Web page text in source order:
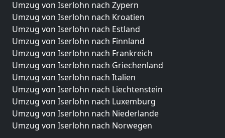
Umzug von Iserlohn nach Zypern
Umzug von Iserlohn nach Kroatien
Umzug von Iserlohn nach Estland
Umzug von Iserlohn nach Finnland
Umzug von Iserlohn nach Frankreich
Umzug von Iserlohn nach Griechenland
Umzug von Iserlohn nach Italien
Umzug von Iserlohn nach Liechtenstein
Umzug von Iserlohn nach Luxemburg
Umzug von Iserlohn nach Niederlande
Umzug von Iserlohn nach Norwegen